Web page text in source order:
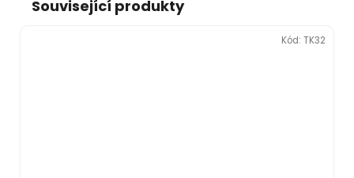
Související produkty
Kód: TK32